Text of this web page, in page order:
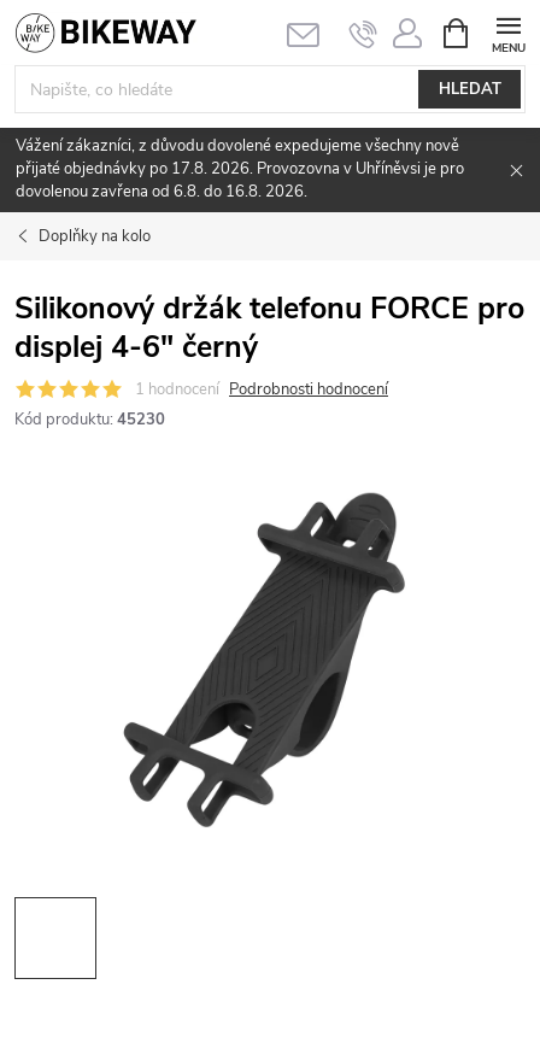
Přejít
na
obsah
HLEDAT
NÁKUPNÍ
KOŠÍK
Vážení zákazníci, z důvodu dovolené expedujeme všechny nově
přijaté objednávky po 17.8. 2026. Provozovna v Uhříněvsi je pro
dovolenou zavřena od 6.8. do 16.8. 2026.
Doplňky na kolo
Silikonový držák telefonu FORCE pro
displej 4-6" černý
1 hodnocení Podrobnosti hodnocení
Kód produktu: 45230